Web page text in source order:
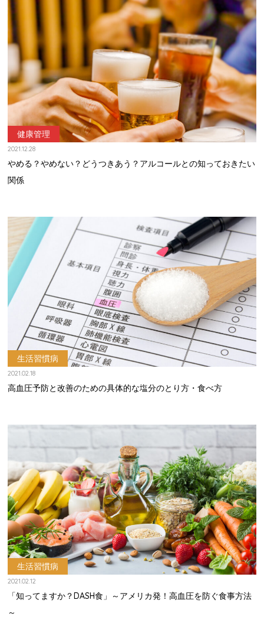
健康管理
2021.12.28
やめる？やめない？どうつきあう？アルコールとの知っておきたい
関係
生活習慣病
2021.02.18
高血圧予防と改善のための具体的な塩分のとり方・食べ方
生活習慣病
2021.02.12
「知ってますか？DASH食」～アメリカ発！高血圧を防ぐ食事方法
～